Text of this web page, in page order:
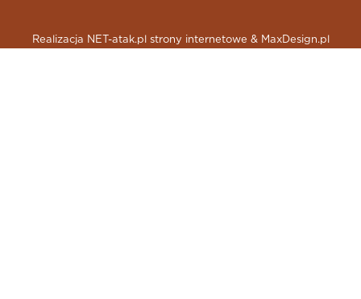
skup aut gdynia
Realizacja NET-atak.pl strony internetowe & MaxDesign.pl